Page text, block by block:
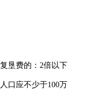
垦费的：2倍以下
口应不少于100万